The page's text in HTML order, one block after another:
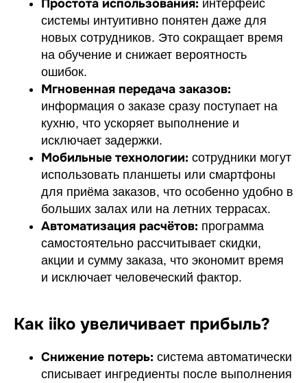
Простота использования: интерфейс
системы интуитивно понятен даже для
новых сотрудников. Это сокращает время
на обучение и снижает вероятность
ошибок.
Мгновенная передача заказов:
информация о заказе сразу поступает на
кухню, что ускоряет выполнение и
исключает задержки.
Мобильные технологии: сотрудники могут
использовать планшеты или смартфоны
для приёма заказов, что особенно удобно в
больших залах или на летних террасах.
Автоматизация расчётов: программа
самостоятельно рассчитывает скидки,
акции и сумму заказа, что экономит время
и исключает человеческий фактор.
Как iiko увеличивает прибыль?
Снижение потерь: система автоматически
списывает ингредиенты после выполнения